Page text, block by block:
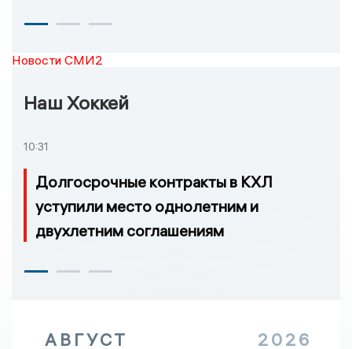
Новости СМИ2
Наш Хоккей
10:31
Долгосрочные контракты в КХЛ
уступили место однолетним и
двухлетним соглашениям
АВГУСТ 2026